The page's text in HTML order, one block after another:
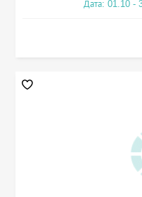
Дата: 01.10 -